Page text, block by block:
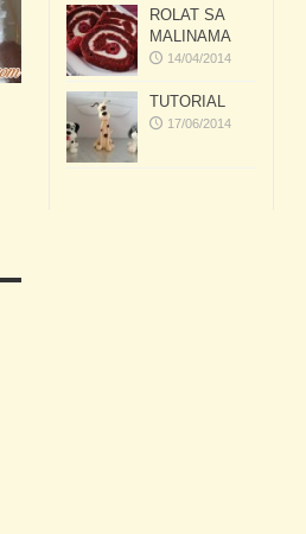
ROLAT SA
MALINAMA
14/04/2014
TUTORIAL
17/06/2014